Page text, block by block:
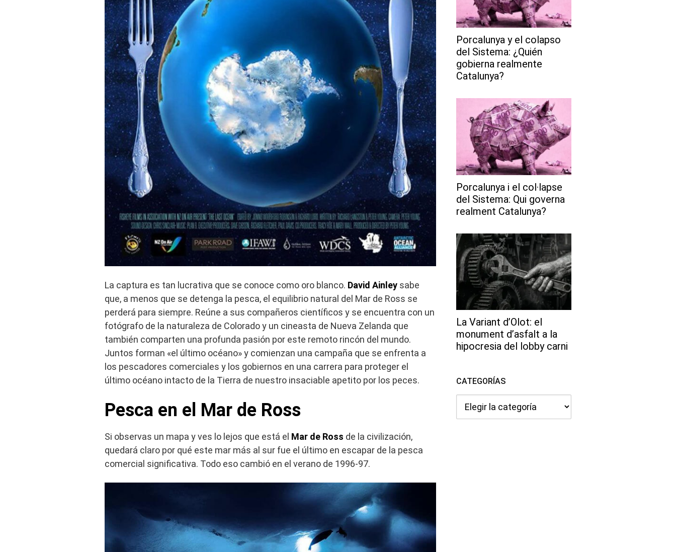
La captura es tan lucrativa que se conoce como oro blanco. David Ainley sabe
que, a menos que se detenga la pesca, el equilibrio natural del Mar de Ross se
perderá para siempre. Reúne a sus compañeros científicos y se encuentra con un
fotógrafo de la naturaleza de Colorado y un cineasta de Nueva Zelanda que
también comparten una profunda pasión por este remoto rincón del mundo.
Juntos forman «el último océano» y comienzan una campaña que se enfrenta a
los pescadores comerciales y los gobiernos en una carrera para proteger el
último océano intacto de la Tierra de nuestro insaciable apetito por los peces.
Pesca en el Mar de Ross
Si observas un mapa y ves lo lejos que está el Mar de Ross de la civilización,
quedará claro por qué este mar más al sur fue el último en escapar de la pesca
comercial significativa. Todo eso cambió en el verano de 1996-97.
Porcalunya y el colapso
del Sistema: ¿Quién
gobierna realmente
Catalunya?
Porcalunya i el col·lapse
del Sistema: Qui governa
realment Catalunya?
La Variant d’Olot: el
monument d’asfalt a la
hipocresia del lobby carni
CATEGORÍAS